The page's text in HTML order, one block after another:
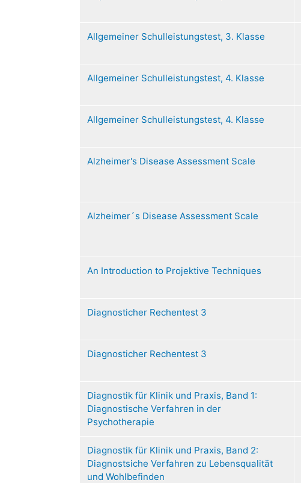
Allgemeiner Schulleistungstest, 3. Klasse
Allgemeiner Schulleistungstest, 4. Klasse
Allgemeiner Schulleistungstest, 4. Klasse
Alzheimer's Disease Assessment Scale
Alzheimer´s Disease Assessment Scale
An Introduction to Projektive Techniques
Diagnosticher Rechentest 3
Diagnosticher Rechentest 3
Diagnostik für Klinik und Praxis, Band 1:
Diagnostische Verfahren in der
Psychotherapie
Diagnostik für Klinik und Praxis, Band 2:
Diagnostsiche Verfahren zu Lebensqualität
und Wohlbefinden